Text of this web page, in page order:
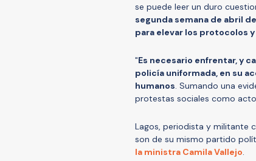
se puede leer un duro
segunda semana de abril
para elevar los protocolos
"Es necesario enfrentar, y
policía uniformada, en su
humanos. Sumando una
protestas sociales como
Lagos, periodista y militante
son de su mismo partido
la ministra Camila Vallejo.